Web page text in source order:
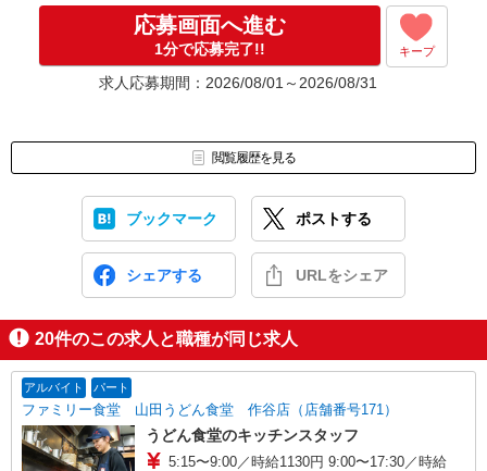
応募画面へ進む
1分で応募完了!! キープ
求人応募期間：2026/08/01～2026/08/31
閲覧履歴を見る
ブックマーク ポストする
シェアする URLをシェア
20件のこの求人と職種が同じ求人
アルバイト パート
ファミリー食堂 山田うどん食堂 作谷店（店舗番号171）
うどん食堂のキッチンスタッフ
5:15〜9:00／時給1130円 9:00〜17:30／時給